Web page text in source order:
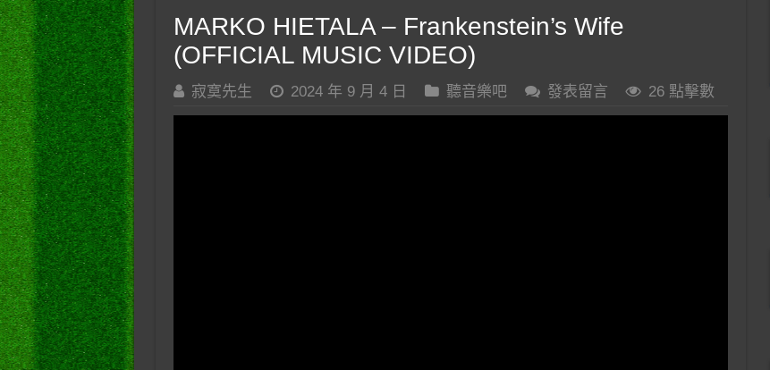
MARKO HIETALA – Frankenstein’s Wife
(OFFICIAL MUSIC VIDEO)
寂寞先生 2024 年 9 月 4 日 聽音樂吧 發表留言 26 點擊數